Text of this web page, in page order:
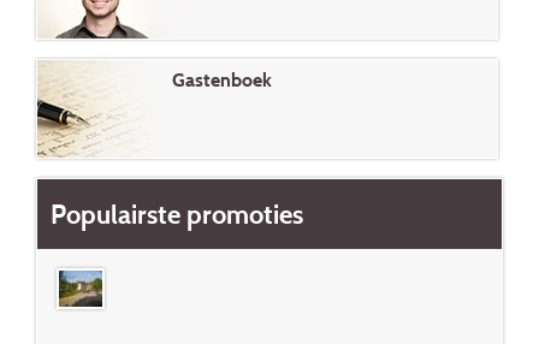
Gastenboek
Populairste promoties